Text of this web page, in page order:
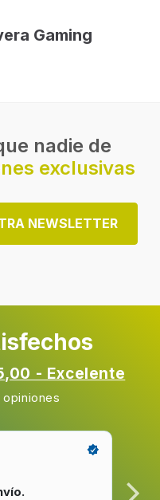
Gaming
nadie de
exclusivas
NEWSLETTER
- Excelente